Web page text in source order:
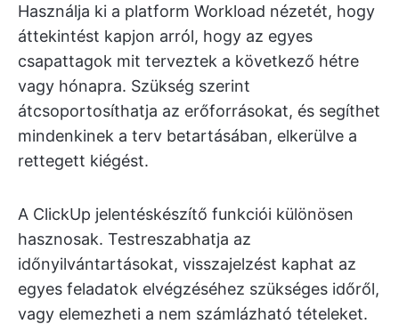
Használja ki a platform Workload nézetét, hogy
áttekintést kapjon arról, hogy az egyes
csapattagok mit terveztek a következő hétre
vagy hónapra. Szükség szerint
átcsoportosíthatja az erőforrásokat, és segíthet
mindenkinek a terv betartásában, elkerülve a
rettegett kiégést.
A ClickUp jelentéskészítő funkciói különösen
hasznosak. Testreszabhatja az
időnyilvántartásokat, visszajelzést kaphat az
egyes feladatok elvégzéséhez szükséges időről,
vagy elemezheti a nem számlázható tételeket.